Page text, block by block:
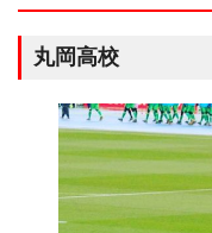
丸岡高校